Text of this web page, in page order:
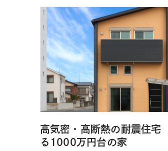
高気密・高断熱の耐震住
る1000万円台の家